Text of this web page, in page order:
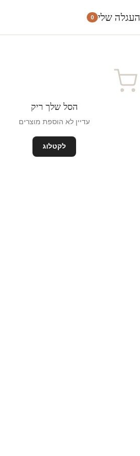
לקוחות עסקיים
העגלה שלי 0
הסל שלך ריק
עדיין לא הוספת מוצרים
לקטלוג